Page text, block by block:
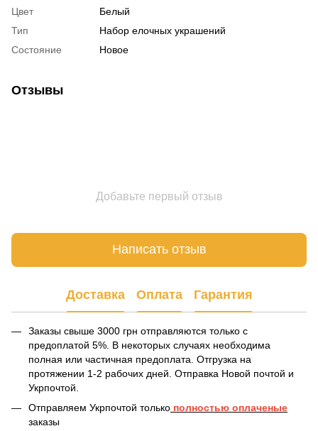
Цвет
Белый
Тип
Набор елочных украшений
Состояние
Новое
Отзывы
Добавьте первый отзыв
Написать отзыв
Доставка Оплата Гарантия
Заказы свыше 3000 грн отправляются только с
предоплатой 5%. В некоторых случаях необходима
полная или частичная предоплата. Отгрузка на
протяжении 1-2 рабочих дней. Отправка Новой почтой и
Укрпочтой.
Отправляем Укрпочтой только полностью оплаченые
заказы